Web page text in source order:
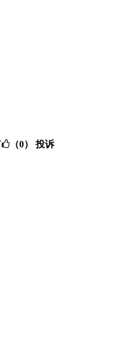
（0） 投诉